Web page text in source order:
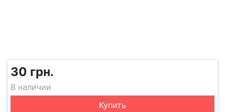
30 грн.
В наличии
Купить